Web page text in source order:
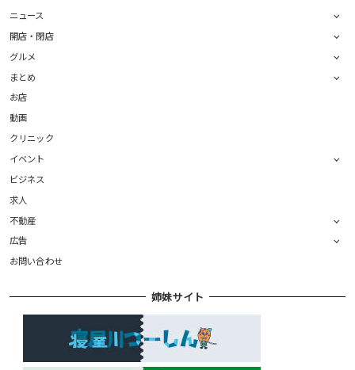
ニュース
開店・閉店
グルメ
まとめ
お店
動画
クリニック
イベント
ビジネス
求人
不動産
広告
お問い合わせ
姉妹サイト